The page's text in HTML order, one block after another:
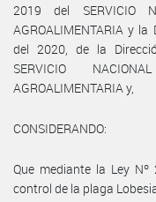
2019 del SERVICIO
AGROALIMENTARIA y
del 2020, de la
SERVICIO
AGROALIMENTARIA y,
CONSIDERANDO:
Que mediante la Ley
control de la plaga